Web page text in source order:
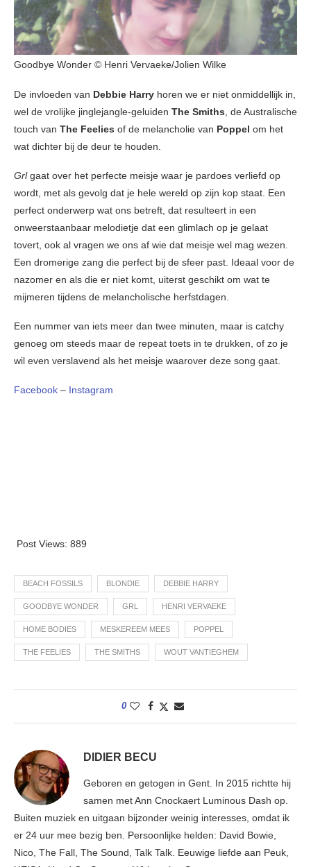
Goodbye Wonder © Henri Vervaeke/Jolien Wilke
De invloeden van Debbie Harry horen we er niet onmiddellijk in,
wel de vrolijke jinglejangle-geluiden The Smiths, de Australische
touch van The Feelies of de melancholie van Poppel om het
wat dichter bij de deur te houden.
Grlgaat over het perfecte meisje waar je pardoes verliefd op
wordt, met als gevolg dat je hele wereld op zijn kop staat. Een
perfect onderwerp wat ons betreft, dat resulteert in een
onweerstaanbaar melodietje dat een glimlach op je gelaat
tovert, ook al vragen we ons af wie dat meisje wel mag wezen.
Een dromerige zang die perfect bij de sfeer past. Ideaal voor de
nazomer en als die er niet komt, uiterst geschikt om wat te
mijmeren tijdens de melancholische herfstdagen.
Een nummer van iets meer dan twee minuten, maar is catchy
genoeg om steeds maar de repeat toets in te drukken, of zo je
wil even verslavend als het meisje waarover deze song gaat.
Facebook – Instagram
Post Views: 889
BEACH FOSSILS BLONDIE DEBBIE HARRY
GOODBYE WONDER GRL HENRI VERVAEKE
HOME BODIES MESKEREEM MEES POPPEL
THE FEELIES THE SMITHS WOUT VANTIEGHEM
0
DIDIER BECU
Geboren en getogen in Gent. In 2015 richtte hij
samen met Ann Cnockaert Luminous Dash op.
Buiten muziek en uitgaan bijzonder weinig interesses, omdat ik
er 24 uur mee bezig ben. Persoonlijke helden: David Bowie,
Nico, The Fall, The Sound, Talk Talk. Eeuwige liefde aan Peuk,